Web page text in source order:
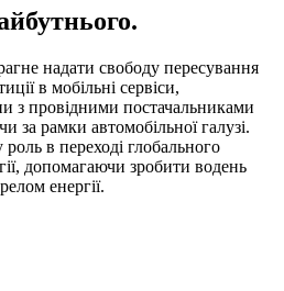
надати свободу пересування
в мобільні сервіси,
з провідними постачальниками
за рамки автомобільної галузі.
в переході глобального
допомагаючи зробити водень
енергії.